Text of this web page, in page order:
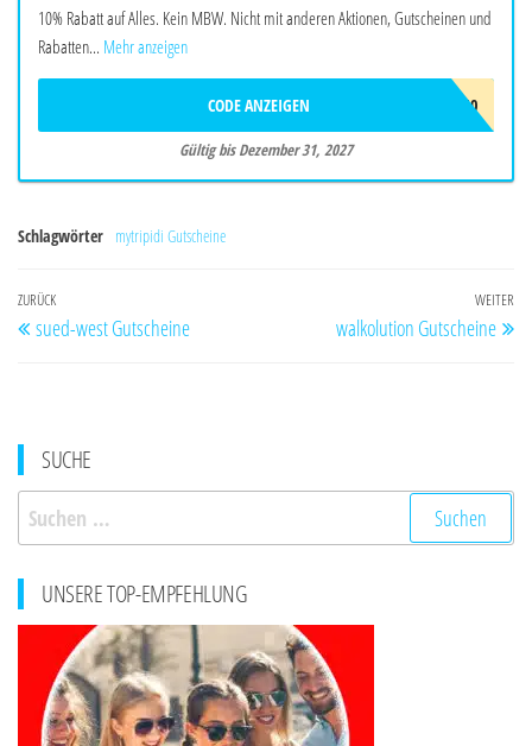
10% Rabatt auf Alles. Kein MBW. Nicht mit anderen Aktionen, Gutscheinen und
Rabatten... Mehr anzeigen
SUNJOYEU10
CODE ANZEIGEN
Gültig bis Dezember 31, 2027
Schlagwörter mytripidi Gutscheine
Beitragsnavigation
Vorheriger
Beitrag
ZURÜCK
sued-west Gutscheine
WEITER
walkolution Gutscheine
SUCHE
Suchen
nach:
UNSERE TOP-EMPFEHLUNG